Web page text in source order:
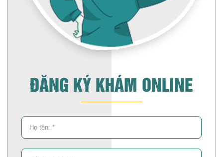
ĐĂNG KÝ KHÁM ONLINE